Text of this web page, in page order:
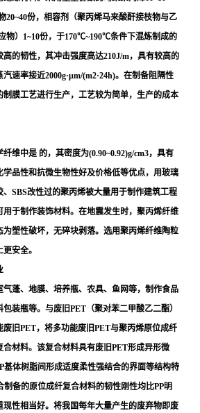
20~40份， 相容剂 （聚丙烯马来酸酐接枝物与乙
物）1~10份，于170℃~190℃条件下混炼制成的
的韧性，其冲击强度高达210J/m，具有较高的
速率接近2000g·μm/(m2·24h)。在制备阻隔性
制膜工艺进行生产，工艺较为简单，生产的成本
纤维中是 的，其密度为(0.90~0.92)g/cm3，具有
学品性和抗微生物性好及价格低等优点，用玻璃
SBS改性过的聚丙烯被大量用于制作建筑工程
用于制作装饰材料。在地震发生时，聚丙烯纤维
为塑性破坏，无碎块剥落。选用聚丙烯纤维陶粒
安全。
气蓬、地膜、培养瓶、农具、鱼网等，制作食品
包装瓶等。与废旧PET （聚对苯二甲酸乙二酯）
废旧PET，将多功能废旧PET与聚丙烯原位成纤
合材料。该复合材料具有废旧PET形成异形微
基体树脂间形成适度柔性强结合的界面等结构特
制备的原位成纤复合材料的韧性刚性均比PP明
现性相当好。将我国每年大量产生的废弃物即废